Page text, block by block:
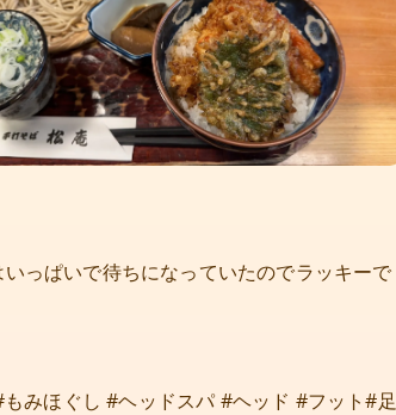
っぱいで待ちになっていたのでラッキーで
みほぐし #ヘッドスパ #ヘッド #フット#足